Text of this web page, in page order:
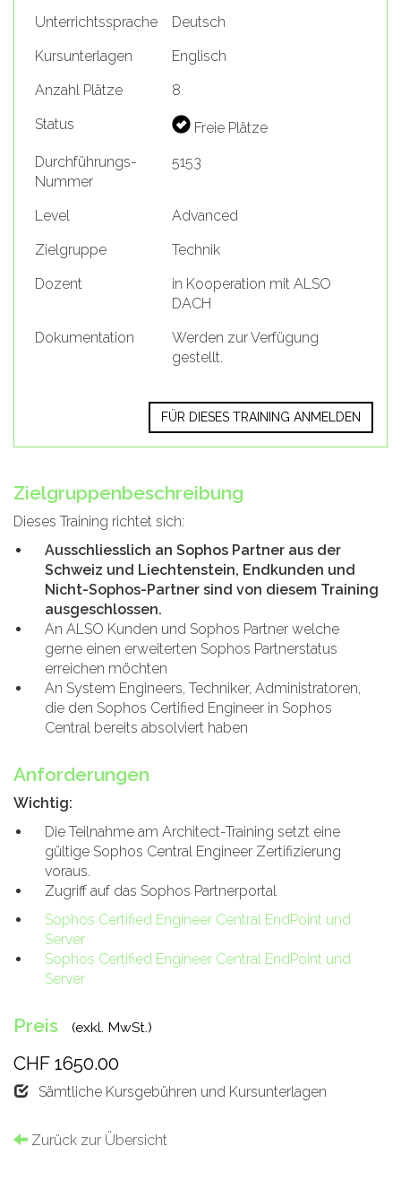
Unterrichtssprache
Deutsch
Kursunterlagen
Englisch
Anzahl Plätze
8
Status
Freie Plätze
Durchführungs-
Nummer
5153
Level
Advanced
Zielgruppe
Technik
Dozent
in Kooperation mit ALSO
DACH
Dokumentation
Werden zur Verfügung
gestellt.
FÜR DIESES TRAINING ANMELDEN
Zielgruppenbeschreibung
Dieses Training richtet sich:
Ausschliesslich an Sophos Partner aus der
Schweiz und Liechtenstein, Endkunden und
Nicht-Sophos-Partner sind von diesem Training
ausgeschlossen.
An ALSO Kunden und Sophos Partner welche
gerne einen erweiterten Sophos Partnerstatus
erreichen möchten
An System Engineers, Techniker, Administratoren,
die den Sophos Certified Engineer in Sophos
Central bereits absolviert haben
Anforderungen
Wichtig:
Die Teilnahme am Architect-Training setzt eine
gültige Sophos Central Engineer Zertifizierung
voraus.
Zugriff auf das Sophos Partnerportal
Sophos Certified Engineer Central EndPoint und
Server
Sophos Certified Engineer Central EndPoint und
Server
Preis (exkl. MwSt.)
CHF 1650.00
Sämtliche Kursgebühren und Kursunterlagen
Zurück zur Übersicht